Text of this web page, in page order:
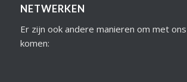
NETWERKEN
Er zijn ook andere manieren om met
komen: